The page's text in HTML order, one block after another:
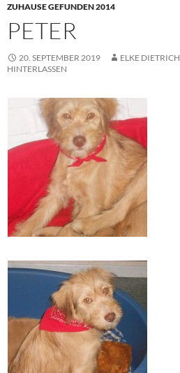
ZUHAUSE GEFUNDEN 2014
PETER
20. SEPTEMBER 2019 ELKE DIETRICH
HINTERLASSEN